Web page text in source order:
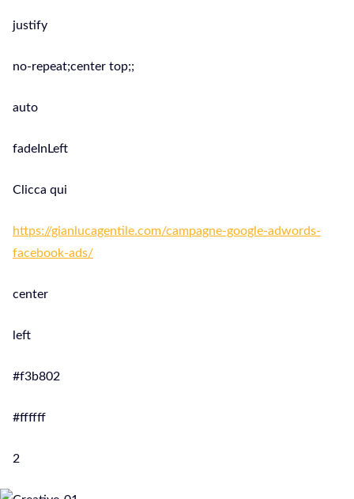
justify
no-repeat;center top;;
auto
fadeInLeft
Clicca qui
https://gianlucagentile.com/campagne-google-adwords-
facebook-ads/
center
left
#f3b802
#ffffff
2